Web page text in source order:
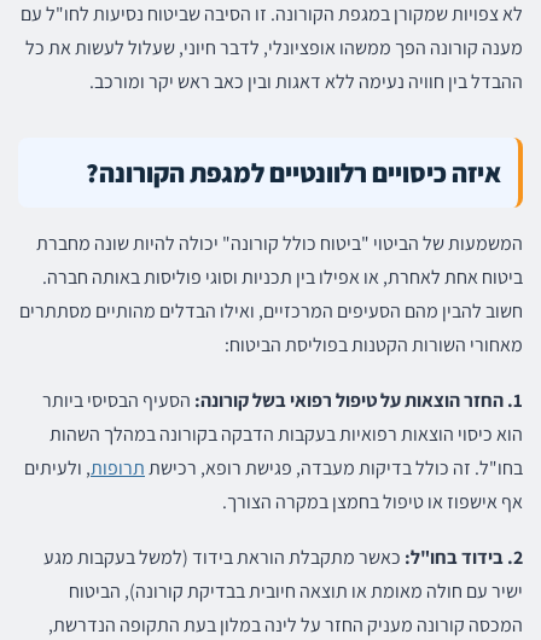
לא צפויות שמקורן במגפת הקורונה. זו הסיבה שביטוח נסיעות לחו"ל עם
מענה קורונה הפך ממשהו אופציונלי, לדבר חיוני, שעלול לעשות את כל
ההבדל בין חוויה נעימה ללא דאגות ובין כאב ראש יקר ומורכב.
איזה כיסויים רלוונטיים למגפת הקורונה?
המשמעות של הביטוי "ביטוח כולל קורונה" יכולה להיות שונה מחברת
ביטוח אחת לאחרת, או אפילו בין תכניות וסוגי פוליסות באותה חברה.
חשוב להבין מהם הסעיפים המרכזיים, ואילו הבדלים מהותיים מסתתרים
מאחורי השורות הקטנות בפוליסת הביטוח:
1. החזר הוצאות על טיפול רפואי בשל קורונה:
הסעיף הבסיסי ביותר
הוא כיסוי הוצאות רפואיות בעקבות הדבקה בקורונה במהלך השהות
בחו"ל. זה כולל בדיקות מעבדה, פגישת רופא, רכישתתרופות, ולעיתים
אף אישפוז או טיפול בחמצן במקרה הצורך.
2. בידוד בחו"ל:
כאשר מתקבלת הוראת בידוד (למשל בעקבות מגע
ישיר עם חולה מאומת או תוצאה חיובית בבדיקת קורונה), הביטוח
המכסה קורונה מעניק החזר על לינה במלון בעת התקופה הנדרשת,